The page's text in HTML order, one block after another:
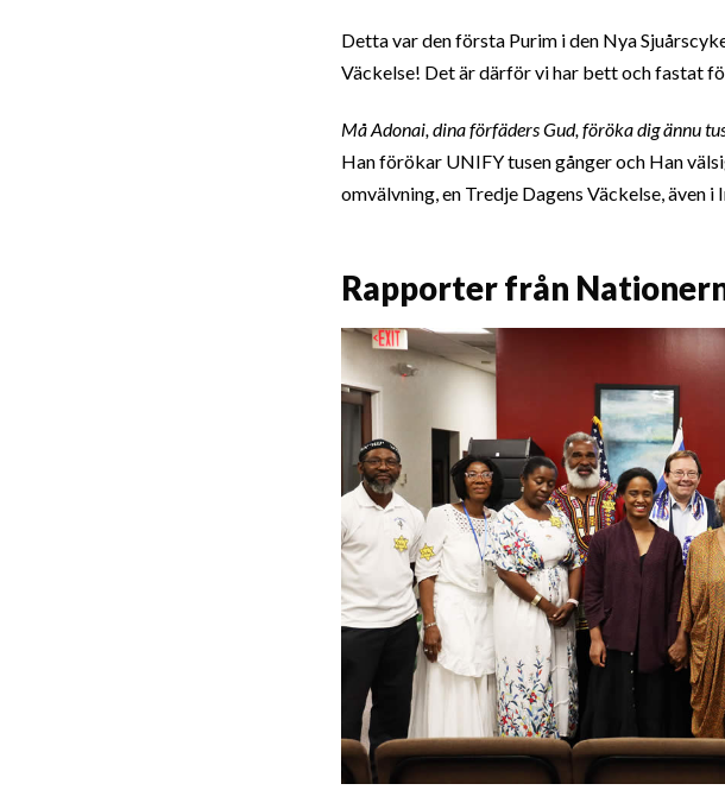
Detta var den första Purim i den Nya
Väckelse! Det är därför vi har bett och fastat
Må Adonai, dina förfäders Gud, föröka dig ännu
Han förökar UNIFY tusen gånger och Han
omvälvning, en Tredje Dagens Väckelse, även i
Rapporter från